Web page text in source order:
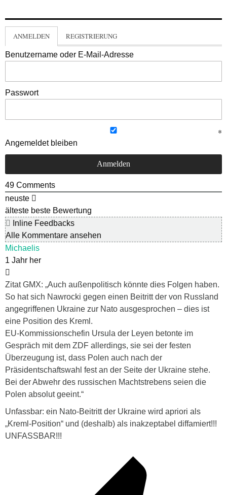
ANMELDEN REGISTRIERUNG
Benutzername oder E-Mail-Adresse
Passwort
Angemeldet bleiben
49 Comments
neuste
älteste beste Bewertung
Inline Feedbacks
Alle Kommentare ansehen
Michaelis
1 Jahr her
Zitat GMX: „Auch außenpolitisch könnte dies Folgen haben.
So hat sich Nawrocki gegen einen Beitritt der von Russland
angegriffenen Ukraine zur Nato ausgesprochen – dies ist
eine Position des Kreml.
EU-Kommissionschefin Ursula der Leyen betonte im
Gespräch mit dem ZDF allerdings, sie sei der festen
Überzeugung ist, dass Polen auch nach der
Präsidentschaftswahl fest an der Seite der Ukraine stehe.
Bei der Abwehr des russischen Machtstrebens seien die
Polen absolut geeint.“
Unfassbar: ein Nato-Beitritt der Ukraine wird apriori als
„Kreml-Position“ und (deshalb) als inakzeptabel diffamiert!!!
UNFASSBAR!!!